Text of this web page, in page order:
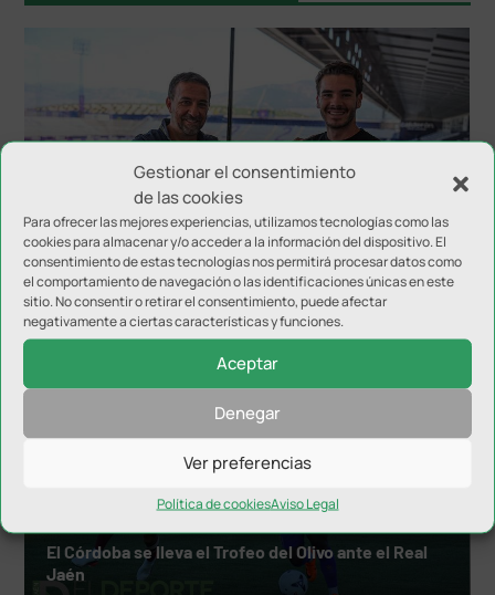
Gestionar el consentimiento
de las cookies
Para ofrecer las mejores experiencias, utilizamos tecnologías como las
cookies para almacenar y/o acceder a la información del dispositivo. El
consentimiento de estas tecnologías nos permitirá procesar datos como
el comportamiento de navegación o las identificaciones únicas en este
sitio. No consentir o retirar el consentimiento, puede afectar
negativamente a ciertas características y funciones.
Aceptar
Denegar
Ver preferencias
Política de cookiesAviso Legal
El Real Jaén firma al lateral David Márquez
El Córdoba se lleva el Trofeo del Olivo ante el Real
Jaén